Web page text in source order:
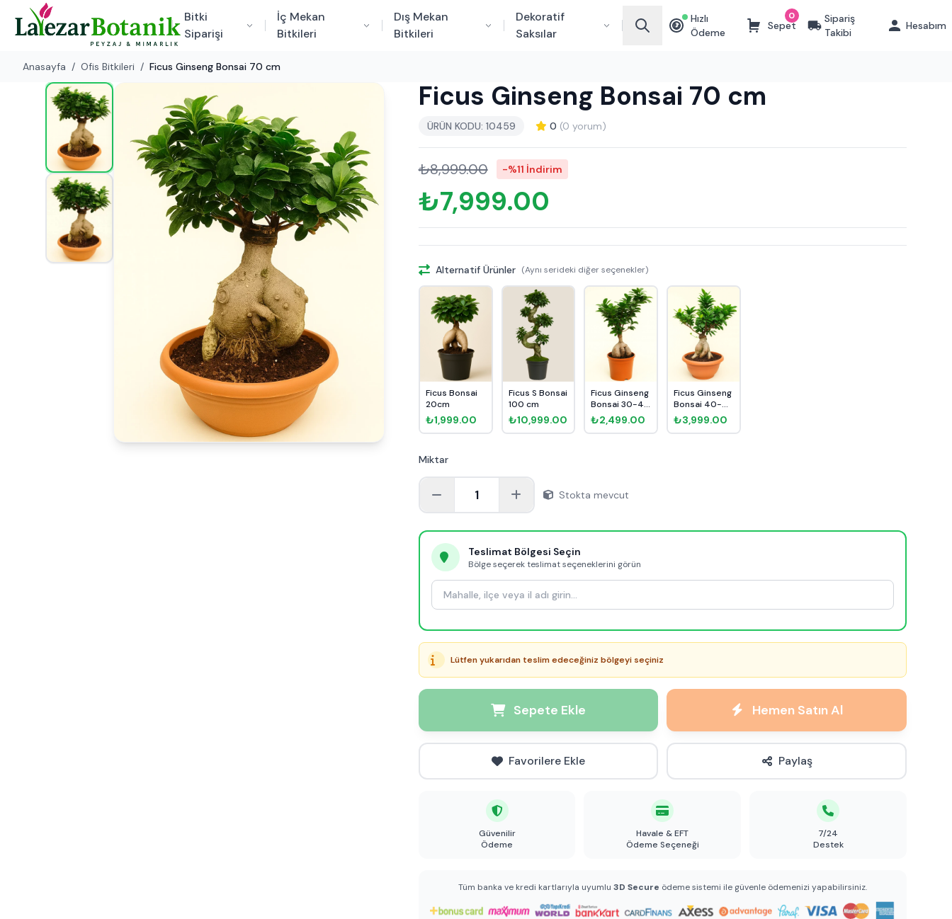
Bitki
Siparişi
İç Mekan
Bitkileri
Dış Mekan
Bitkileri
Dekoratif
Saksılar
₺
Hızlı
Ödeme
Sepet
0
Sipariş
Takibi
Hesabım
Anasayfa / Ofis Bitkileri / Ficus Ginseng Bonsai 70 cm
Ficus Ginseng Bonsai 70 cm
ÜRÜN KODU: 10459 0 (0 yorum)
₺8,999.00 -%11 İndirim
₺7,999.00
Alternatif Ürünler (Aynı serideki diğer seçenekler)
Ficus Bonsai
20cm
₺1,999.00
Ficus S Bonsai
100 cm
₺10,999.00
Ficus Ginseng
Bonsai 30-40
cm
₺2,499.00
Ficus Ginseng
Bonsai 40-
60cm
₺3,999.00
Miktar
1 Stokta mevcut
Teslimat Bölgesi Seçin
Bölge seçerek teslimat seçeneklerini görün
Lütfen yukarıdan teslim edeceğiniz bölgeyi seçiniz
Sepete Ekle Hemen Satın Al
Favorilere Ekle Paylaş
Güvenilir
Ödeme
Havale & EFT
Ödeme Seçeneği
7/24
Destek
Tüm banka ve kredi kartlarıyla uyumlu 3D Secure ödeme sistemi ile güvenle ödemenizi yapabilirsiniz.